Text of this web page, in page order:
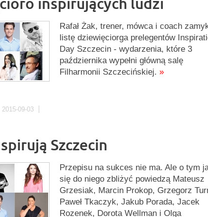
Rafał Żak, trener, mówca i coach
listę dziewięciorga prelegentów
Day Szczecin - wydarzenia, które 3
października wypełni główną salę
Filharmonii Szczecińskiej. »
2015-09-03
Szczecin
Przepisu na sukces nie ma. Ale o tym
się do niego zbliżyć powiedzą Mateusz
Grzesiak, Marcin Prokop, Grzegorz
Paweł Tkaczyk, Jakub Porada, Jacek
Rozenek, Dorota Wellman i Olga